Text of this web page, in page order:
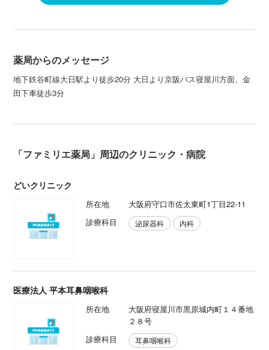
薬局からのメッセージ
地下鉄谷町線大日駅より徒歩20分 大日より京阪バス寝屋川方面、金
田下車徒歩3分
「ファミリエ薬局」周辺のクリニック・病院
どいクリニック
所在地
大阪府守口市佐太東町1丁目22-11
診療科目
泌尿器科 内科
医療法人 平本耳鼻咽喉科
所在地
大阪府寝屋川市黒原城内町１４番地
２８号
診療科目
耳鼻咽喉科